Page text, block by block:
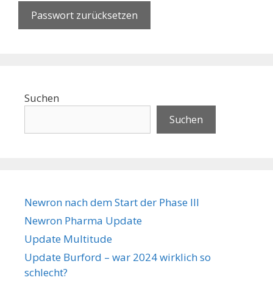
Suchen
Suchen
Newron nach dem Start der Phase III
Newron Pharma Update
Update Multitude
Update Burford – war 2024 wirklich so
schlecht?